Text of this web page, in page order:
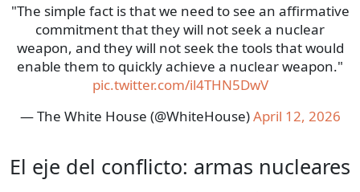
"The simple fact is that we need to see an affirmative
commitment that they will not seek a nuclear
weapon, and they will not seek the tools that would
enable them to quickly achieve a nuclear weapon."
pic.twitter.com/il4THN5DwV
— The White House (@WhiteHouse)April 12, 2026
El eje del conflicto: armas nucleares